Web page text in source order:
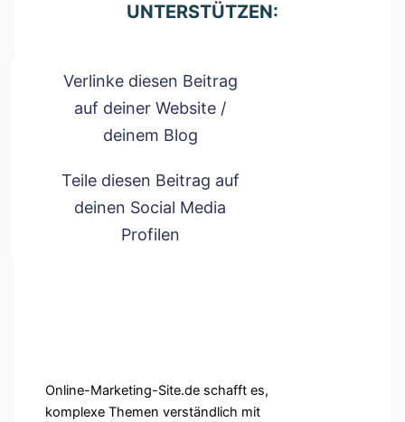
UNTERSTÜTZEN:
Verlinke diesen Beitrag
auf deiner Website /
deinem Blog
Teile diesen Beitrag auf
deinen Social Media
Profilen
Online-Marketing-Site.de schafft es,
komplexe Themen verständlich mit